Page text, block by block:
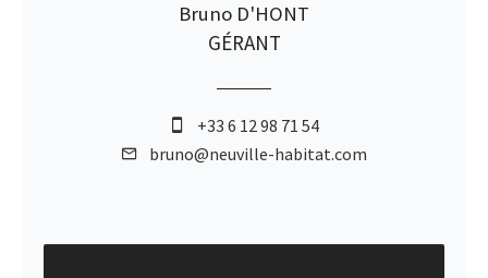
Bruno D'HONT
GÉRANT
+33 6 12 98 71 54
bruno@neuville-habitat.com